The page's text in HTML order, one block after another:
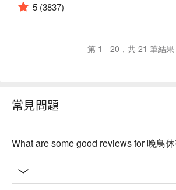
5 (3837)
第 1 - 20，共 21 筆結果
常見問題
What are some good reviews for 晚鳥